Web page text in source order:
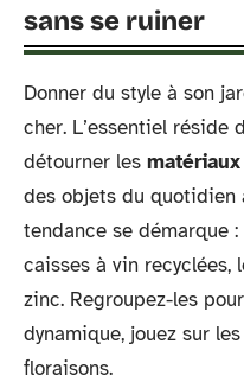
sans se ruiner
Donner du style à son
cher. L’essentiel réside
détourner les
des objets du quotidien
tendance se démarque
caisses à vin recyclées,
zinc. Regroupez-les
dynamique, jouez sur
floraisons.